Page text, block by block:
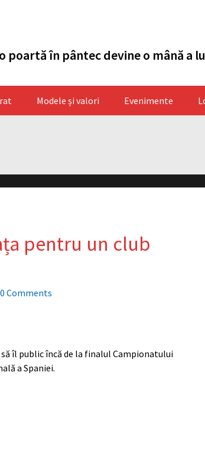
poartă în pântec devine o mână a
Modele și valori Evenimente
pentru un club
0 Comments
îl public încă de la finalul Campionatului
a Spaniei.